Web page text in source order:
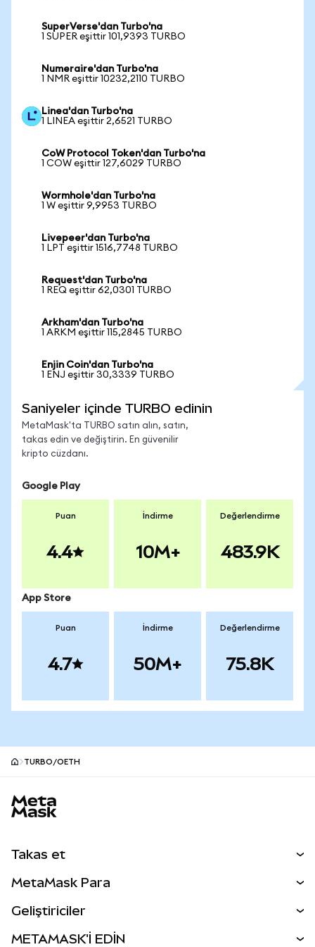
SuperVerse'dan Turbo'na
1 SUPER eşittir 101,9393 TURBO
Numeraire'dan Turbo'na
1 NMR eşittir 10232,2110 TURBO
Linea'dan Turbo'na
1 LINEA eşittir 2,6521 TURBO
CoW Protocol Token'dan Turbo'na
1 COW eşittir 127,6029 TURBO
Wormhole'dan Turbo'na
1 W eşittir 9,9953 TURBO
Livepeer'dan Turbo'na
1 LPT eşittir 1516,7748 TURBO
Request'dan Turbo'na
1 REQ eşittir 62,0301 TURBO
Arkham'dan Turbo'na
1 ARKM eşittir 115,2845 TURBO
Enjin Coin'dan Turbo'na
1 ENJ eşittir 30,3339 TURBO
Saniyeler içinde TURBO edinin
MetaMask'ta TURBO satın alın, satın,
takas edin ve değiştirin. En güvenilir
kripto cüzdanı.
Google Play
Puan
4.4
İndirme
10M+
Değerlendirme
483.9K
App Store
Puan
4.7
İndirme
50M+
Değerlendirme
75.8K
TURBO/OETH
Takas et
Perps
MetaMask Para
Geliştiriciler
METAMASK'İ EDİN